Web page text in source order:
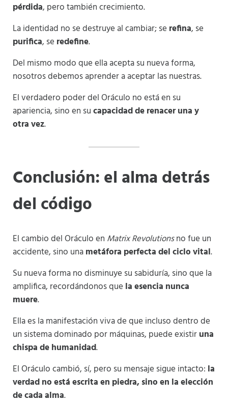
pérdida, pero también crecimiento.
La identidad no se destruye al cambiar; se refina, se
purifica, se redefine.
Del mismo modo que ella acepta su nueva forma,
nosotros debemos aprender a aceptar las nuestras.
El verdadero poder del Oráculo no está en su
apariencia, sino en sucapacidad de renacer una y
otra vez.
Conclusión: el alma detrás
del código
El cambio del Oráculo en Matrix Revolutionsno fue un
accidente, sino unametáfora perfecta del ciclo vital.
Su nueva forma no disminuye su sabiduría, sino que la
amplifica, recordándonos que la esencia nunca
muere.
Ella es la manifestación viva de que incluso dentro de
un sistema dominado por máquinas, puede existiruna
chispa de humanidad.
El Oráculo cambió, sí, pero su mensaje sigue intacto: la
verdad no está escrita en piedra, sino en la elección
de cada alma.